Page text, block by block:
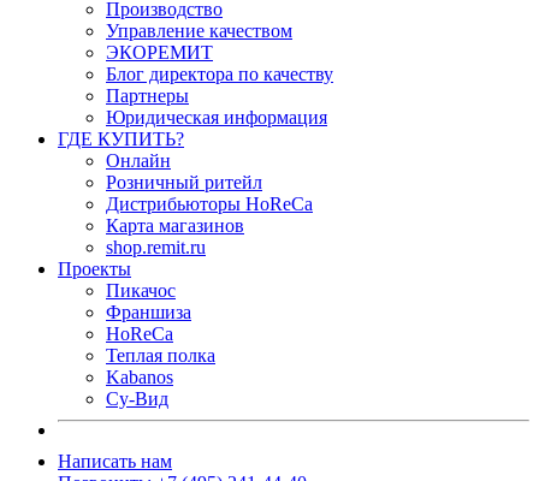
Производство
Управление качеством
ЭКОРЕМИТ
Блог директора по качеству
Партнеры
Юридическая информация
ГДЕ КУПИТЬ?
Онлайн
Розничный ритейл
Дистрибьюторы HoReCa
Карта магазинов
shop.remit.ru
Проекты
Пикачос
Франшиза
HoReCa
Теплая полка
Kabanos
Су-Вид
Написать нам